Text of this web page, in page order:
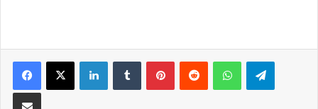
LinkedInTumblrPinterestReddit WhatsApp
Partilhar Via Email